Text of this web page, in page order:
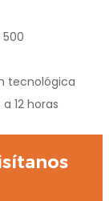
tecnológica
12 horas